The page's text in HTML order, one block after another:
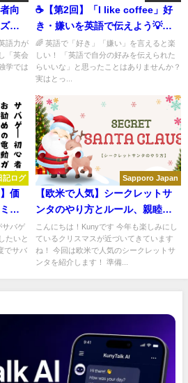
向
か
語力が
「英会
学では
☕【第2回】「I like coffee」好
き・嫌いを英語で伝えよう💡｜
ゼロから話せる英会話(2/5)
🌈 英語で「好き」「嫌い」を言えると楽
しい！ 「英語で自分の好みを伝えられた
らいいな」と思ったことはありませんか？
実はとっ...
記ログ
価
高
！
サバゲ
たいと
でサバ
Sapporo Japan
【欧米で人気】シークレットサ
ンタのやり方とルール、親睦を
深めれるクリスマスの楽しみ
方！
こんにちは！Kunyです 今年も楽しみにし
ているクリスマスが近づいてきています
ね！ 今回は欧米で人気のシークレットサ
ンタを紹介します！ 準備...